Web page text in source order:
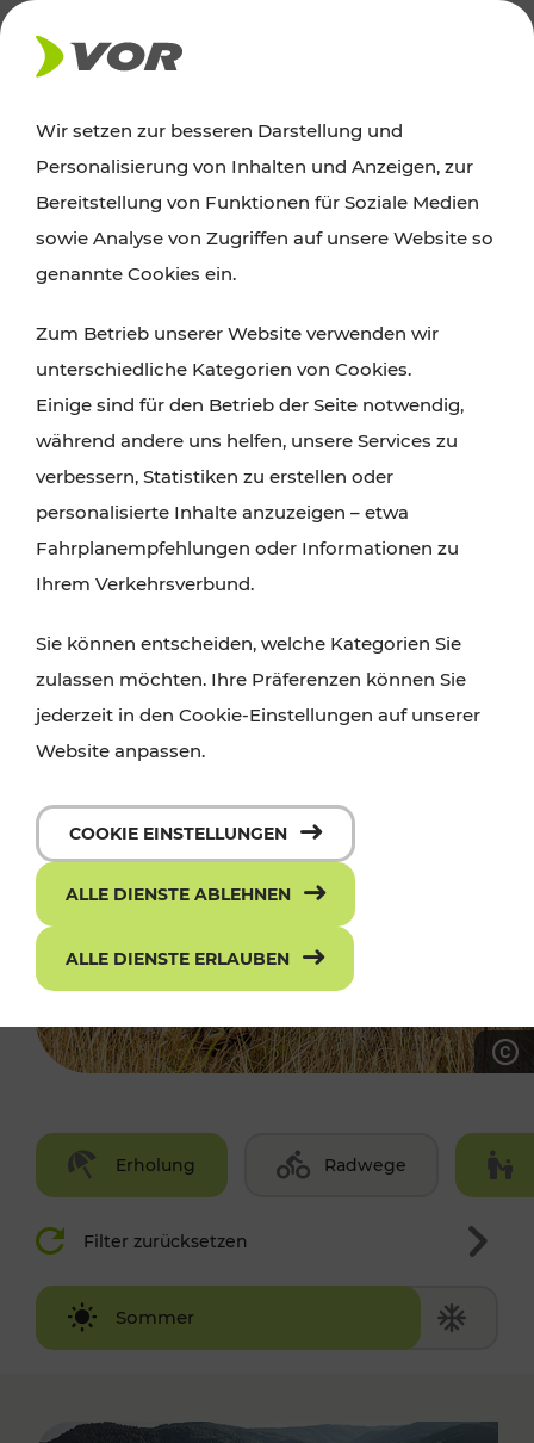
AKTUELLES
Ausflugstipps
Wien, Niederösterreich und das Burgenland
Wanderungen, Kultur und Gastronomie,
Radtouren oder purer Naturgenuss – viele
Attraktionen sind mit den Ticket- und Fahrplan-
Angeboten des VOR gut und schnell erreichbar.
Erholung Radwege
Filter zurücksetzen
Sommer
Winter
Wir setzen zur besseren Darstellung und
Personalisierung von Inhalten und Anzeigen, zur
Bereitstellung von Funktionen für Soziale Medien
sowie Analyse von Zugriffen auf unsere Website so
genannte Cookies ein.
Zum Betrieb unserer Website verwenden wir
unterschiedliche Kategorien von Cookies.
Einige sind für den Betrieb der Seite notwendig,
während andere uns helfen, unsere Services zu
verbessern, Statistiken zu erstellen oder
personalisierte Inhalte anzuzeigen – etwa
Fahrplanempfehlungen oder Informationen zu
Ihrem Verkehrsverbund.
Sie können entscheiden, welche Kategorien Sie
zulassen möchten. Ihre Präferenzen können Sie
jederzeit in den Cookie-Einstellungen auf unserer
Website anpassen.
COOKIE EINSTELLUNGEN
ALLE DIENSTE ABLEHNEN
ALLE DIENSTE ERLAUBEN